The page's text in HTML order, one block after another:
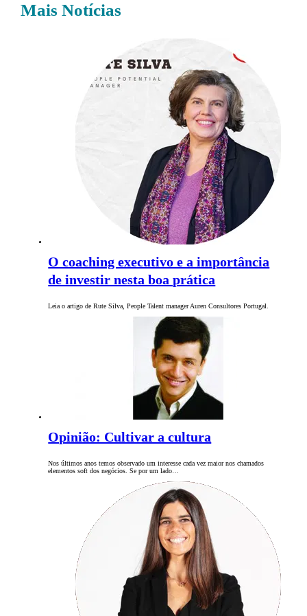
Mais Notícias
O coaching executivo e a importância
de investir nesta boa prática
Leia o artigo de Rute Silva, People Talent manager Auren Consultores Portugal.
Opinião: Cultivar a cultura
Nos últimos anos temos observado um interesse cada vez maior nos chamados
elementos soft dos negócios. Se por um lado…